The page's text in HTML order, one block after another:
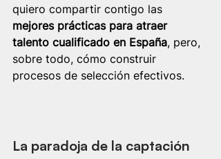
quiero compartir contigo las
mejores prácticas para atraer
talento cualificado en España, pero,
sobre todo, cómo construir
procesos de selección efectivos.
La paradoja de la captación